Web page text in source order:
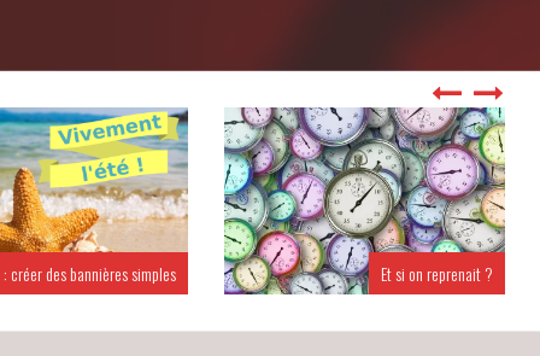
créer des bannières simples Et si on reprenait ?